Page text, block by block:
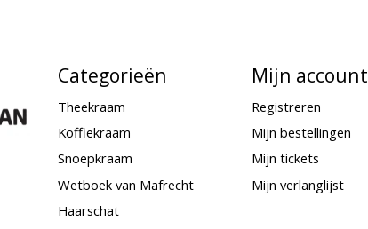
Categorieën
Theekraam
Koffiekraam
Snoepkraam
Wetboek van Mafrecht
Haarschat
Mijn account
Registreren
Mijn bestellingen
Mijn tickets
Mijn verlanglijst